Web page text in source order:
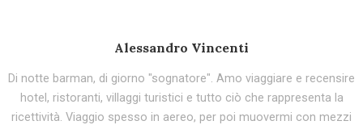
Alessandro Vincenti
Di notte barman, di giorno "sognatore". Amo viaggiare e recensire
hotel, ristoranti, villaggi turistici e tutto ciò che rappresenta la
ricettività. Viaggio spesso in aereo, per poi muovermi con mezzi